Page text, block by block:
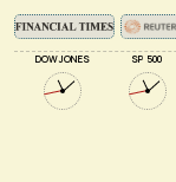
DOW JONES SP 500